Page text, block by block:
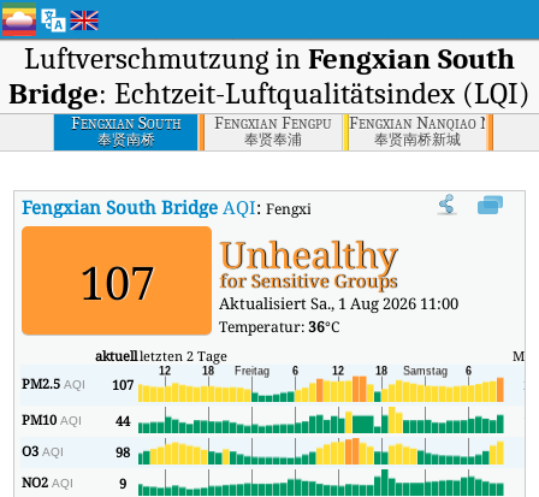
Luftverschmutzung in Fengxian South
Bridge: Echtzeit-Luftqualitätsindex (LQI)
Fengxian South
Bridge
奉贤南桥
Fengxian Fengpu
奉贤奉浦
Fengxian Nanqiao New
奉贤南桥新城
Fengxian South Bridge AQI:Fengxian South Bridge Echtzeit-
107 Unhealthy
for Sensitive Groups
Aktualisiert Sa., 1 Aug 2026 11:00
Temperatur:36°C
aktuellletzten 2 Tage
PM2.5AQI 107
25
PM10AQI 44
13
O3AQI 98
NO2AQI 9